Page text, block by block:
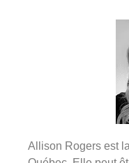
Allison Rogers est